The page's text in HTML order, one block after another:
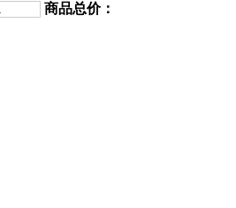
商品总价：